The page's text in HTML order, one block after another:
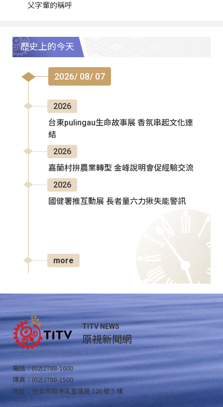
父字輩的稱呼
歷史上的今天
2026/ 08/ 07
2026
台東pulingau生命故事展 香氛串起文化連
結
2026
嘉蘭村拚農業轉型 金峰說明會促經驗交流
2026
國健署推互動展 長者量六力揪失能警訊
more
TITV NEWS
原視新聞網
電話：(02)2788-1600
傳真：(02)2788-1500
地址：台北市南港區重陽路 120 號 5 樓